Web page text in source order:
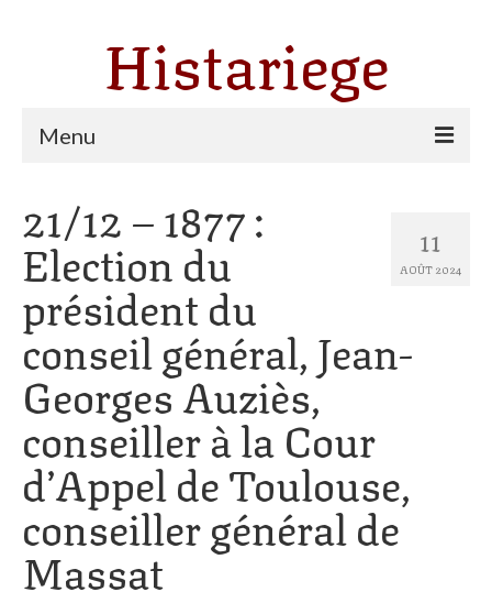
Histariege
Menu
Thèmes
Agriculture, forêt et pastoralisme
Pastoralisme
Cartulaire de Saint Sernin
Catharisme
Dates ariégeoises
1002 à 1298
1302 à 1499
11
AOÛT 2024
21/12 – 1877 :
Election du
président du
conseil général, Jean-
Georges Auziès,
conseiller à la Cour
d’Appel de Toulouse,
conseiller général de
Massat